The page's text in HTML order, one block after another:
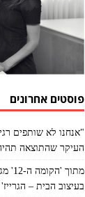
פוסטים אחרונים
"אנחנו לא שותפים
העיקר שהתוצאה
בעיצוב הבית – הגרייז'